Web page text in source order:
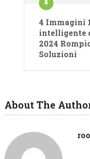
4 Immagini
intelligente
2024
Soluzioni
About The